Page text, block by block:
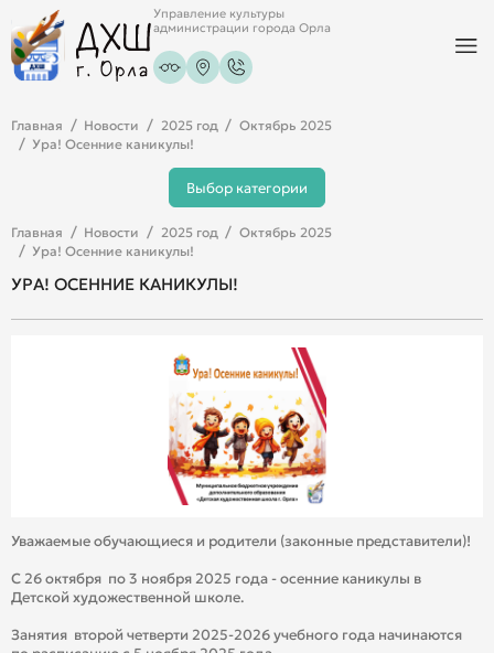
Управление культуры
администрации города Орла
Главная Новости 2025 год
Октябрь 2025
Ура! Осенние каникулы!
Выбор категории
Главная Новости 2025 год
Октябрь 2025
Ура! Осенние каникулы!
УРА! ОСЕННИЕ КАНИКУЛЫ!
Уважаемые обучающиеся и родители (законные представители)!
С 26 октября по 3 ноября 2025 года - осенние каникулы в
Детской художественной школе.
Занятия второй четверти 2025-2026 учебного года начинаются